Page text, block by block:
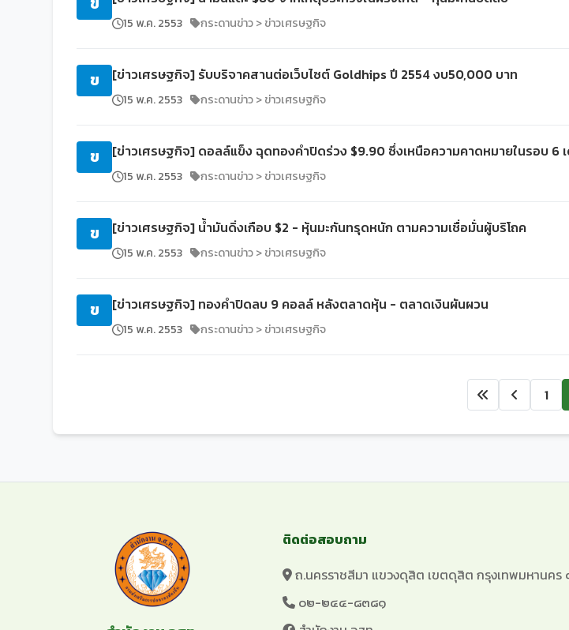
15 พ.ค. 2553 กระดานข่าว > ข่าวเศรษฐกิจ
ข [ข่าวเศรษฐกิจ] รับบริจาคสานต่อเว็บไซต์ Goldhips ปี 2554 งบ50,000 บาท
15 พ.ค. 2553 กระดานข่าว > ข่าวเศรษฐกิจ
ข [ข่าวเศรษฐกิจ] ดอลล์แข็ง ฉุดทองคำปิดร่วง $9.90 ซึ่งเหนือความคาดหมายในรอบ 6
15 พ.ค. 2553 กระดานข่าว > ข่าวเศรษฐกิจ
ข [ข่าวเศรษฐกิจ] น้ำมันดิ่งเกือบ $2 - หุ้นมะกันทรุดหนัก ตามความเชื่อมั่นผู้บริโถค
15 พ.ค. 2553 กระดานข่าว > ข่าวเศรษฐกิจ
ข [ข่าวเศรษฐกิจ] ทองคำปิดลบ 9 คอลล์ หลังตลาดหุ้น - ตลาดเงินผันผวน
15 พ.ค. 2553 กระดานข่าว > ข่าวเศรษฐกิจ
1
ติดต่อสอบถาม
ถ.นครราชสีมา แขวงดุสิต เขตดุสิตกรุงเทพมหานคร
๐๒-๒๔๔-๘๓๘๑